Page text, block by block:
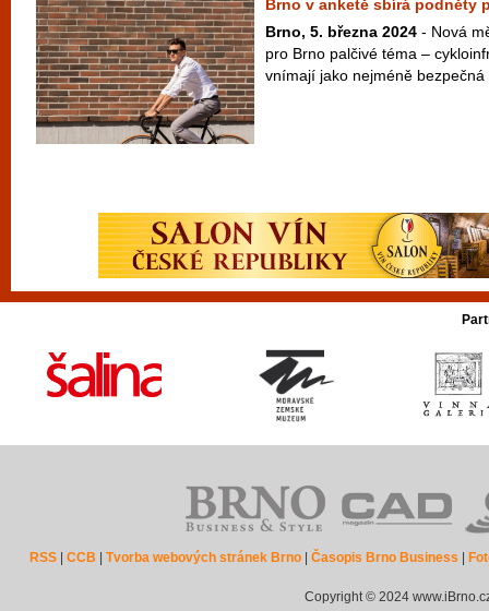
Brno v anketě sbírá podněty
Brno, 5. března 2024 - Nová
pro Brno palčivé téma –
vnímají jako nejméně bezpečná
RSS |CCB |Tvorba webových stránek Brno |Časopis Brno Business
Copyright © 2024